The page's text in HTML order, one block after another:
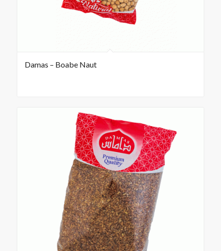
Damas – Boabe Naut